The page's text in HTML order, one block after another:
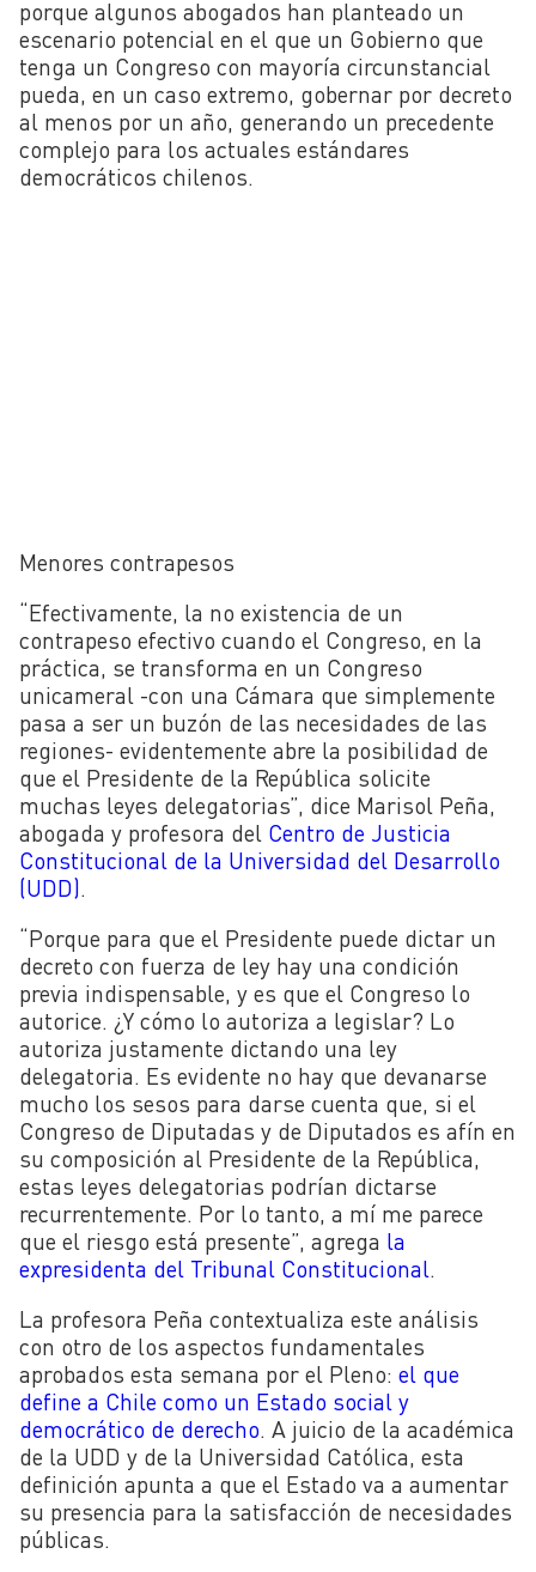
porque algunos abogados han planteado un
escenario potencial en el que un Gobierno que
tenga un Congreso con mayoría circunstancial
pueda, en un caso extremo, gobernar por decreto
al menos por un año, generando un precedente
complejo para los actuales estándares
democráticos chilenos.
Menores contrapesos
“Efectivamente, la no existencia de un
contrapeso efectivo cuando el Congreso, en la
práctica, se transforma en un Congreso
unicameral -con una Cámara que simplemente
pasa a ser un buzón de las necesidades de las
regiones- evidentemente abre la posibilidad de
que el Presidente de la República solicite
muchas leyes delegatorias”, dice Marisol Peña,
abogada y profesora del Centro de Justicia
Constitucional de la Universidad del Desarrollo
(UDD).
“Porque para que el Presidente puede dictar un
decreto con fuerza de ley hay una condición
previa indispensable, y es que el Congreso lo
autorice. ¿Y cómo lo autoriza a legislar? Lo
autoriza justamente dictando una ley
delegatoria. Es evidente no hay que devanarse
mucho los sesos para darse cuenta que, si el
Congreso de Diputadas y de Diputados es afín en
su composición al Presidente de la República,
estas leyes delegatorias podrían dictarse
recurrentemente. Por lo tanto, a mí me parece
que el riesgo está presente”, agrega la
expresidenta del Tribunal Constitucional.
La profesora Peña contextualiza este análisis
con otro de los aspectos fundamentales
aprobados esta semana por el Pleno: el que
define a Chile como un Estado social y
democrático de derecho. A juicio de la académica
de la UDD y de la Universidad Católica, esta
definición apunta a que el Estado va a aumentar
su presencia para la satisfacción de necesidades
públicas.